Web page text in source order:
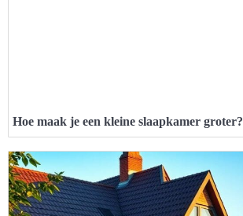
Hoe maak je een kleine slaapkamer groter?